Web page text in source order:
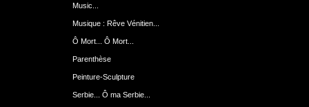
Music...
Musique : Rêve Vénitien...
Ô Mort... Ô Mort...
Parenthèse
Peinture-Sculpture
Serbie... Ô ma Serbie...